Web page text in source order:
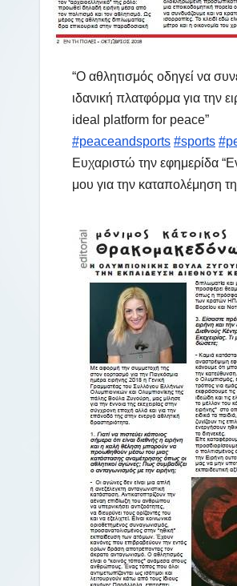
“Ο αθλητισμός οδηγεί να
ιδανική πλατφόρμα για
ideal platform for peace”
#peaceandsports #sports
Ευχαριστώ την εφημερίδα
μου για την καταπολέμηση